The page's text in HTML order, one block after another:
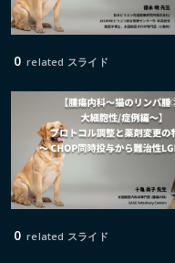
0 related スライド
0 related スライド